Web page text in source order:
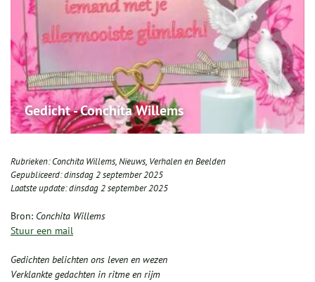
Gedicht - Conchita Willems
Rubrieken:Conchita Willems,Nieuws, Verhalen en Beelden
Gepubliceerd:dinsdag 2 september 2025
Laatste update:dinsdag 2 september 2025
Bron: Conchita Willems
Stuur een mail
Gedichten belichten ons leven en wezen
Verklankte gedachten in ritme en rijm